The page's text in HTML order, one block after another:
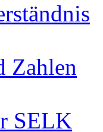
Zahlen
SELK